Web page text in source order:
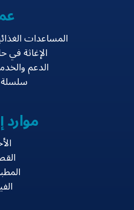
المساعدات
الإغاثة في
الدعم
سلسلة
موارد